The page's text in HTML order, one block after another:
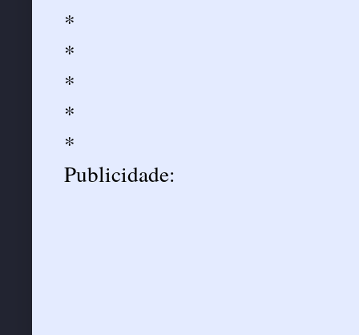
*
*
*
*
*
Publicidade: